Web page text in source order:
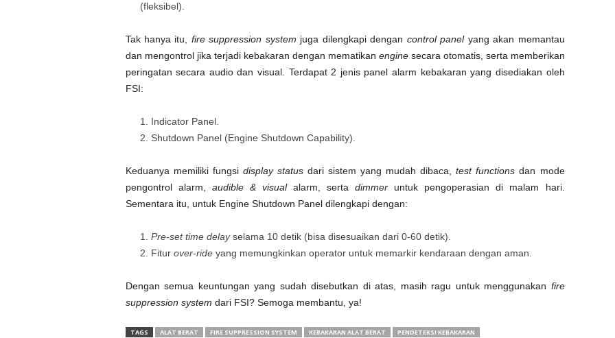
(fleksibel).
Tak hanya itu, fire suppression system juga dilengkapi dengan control panel yang akan memantau
dan mengontrol jika terjadi kebakaran dengan mematikan engine secara otomatis, serta memberikan
peringatan secara audio dan visual. Terdapat 2 jenis panel alarm kebakaran yang disediakan oleh
FSI:
Indicator Panel.
Shutdown Panel (Engine Shutdown Capability).
Keduanya memiliki fungsi display statusdari sistem yang mudah dibaca,test functions dan mode
pengontrol alarm, audible & visualalarm, sertadimmer untuk pengoperasian di malam hari.
Sementara itu, untuk Engine Shutdown Panel dilengkapi dengan:
Pre-set time delayselama 10 detik (bisa disesuaikan dari 0-60 detik).
Fitur over-ride yang memungkinkan operator untuk memarkir kendaraan dengan aman.
Dengan semua keuntungan yang sudah disebutkan di atas, masih ragu untuk menggunakan fire
suppression system dari FSI? Semoga membantu, ya!
TAGS ALAT BERAT FIRE SUPPRESSION SYSTEM KEBAKARAN ALAT BERAT PENDETEKSI KEBAKARAN